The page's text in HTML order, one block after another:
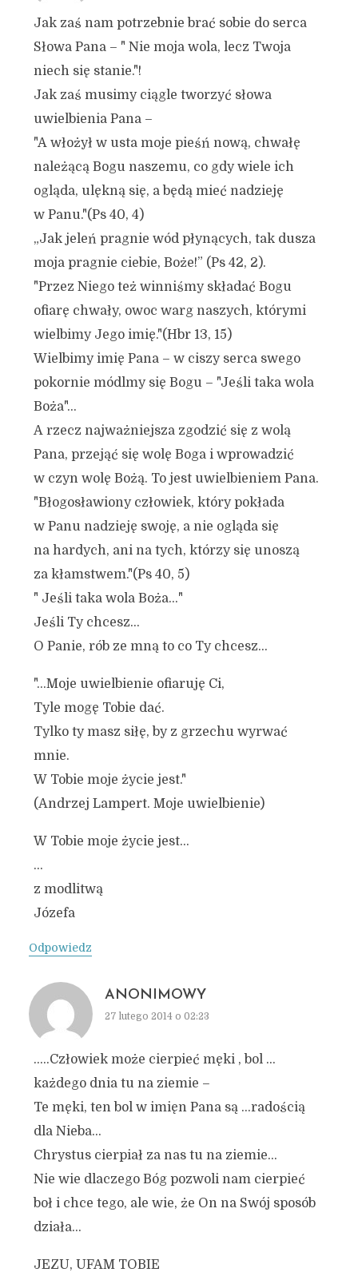
Jak zaś nam potrzebnie brać sobie do serca
Słowa Pana – " Nie moja wola, lecz Twoja
niech się stanie."!
Jak zaś musimy ciągle tworzyć słowa
uwielbienia Pana –
"A włożył w usta moje pieśń nową, chwałę
należącą Bogu naszemu, co gdy wiele ich
ogląda, ulękną się, a będą mieć nadzieję
w Panu."(Ps 40, 4)
„Jak jeleń pragnie wód płynących, tak dusza
moja pragnie ciebie, Boże!” (Ps 42, 2).
"Przez Niego też winniśmy składać Bogu
ofiarę chwały, owoc warg naszych, którymi
wielbimy Jego imię."(Hbr 13, 15)
Wielbimy imię Pana – w ciszy serca swego
pokornie módlmy się Bogu – "Jeśli taka wola
Boża"…
A rzecz najważniejsza zgodzić się z wolą
Pana, przejąć się wolę Boga i wprowadzić
w czyn wolę Bożą. To jest uwielbieniem Pana.
"Błogosławiony człowiek, który pokłada
w Panu nadzieję swoję, a nie ogląda się
na hardych, ani na tych, którzy się unoszą
za kłamstwem."(Ps 40, 5)
" Jeśli taka wola Boża…"
Jeśli Ty chcesz…
O Panie, rób ze mną to co Ty chcesz…
"…Moje uwielbienie ofiaruję Ci,
Tyle mogę Tobie dać.
Tylko ty masz siłę, by z grzechu wyrwać
mnie.
W Tobie moje życie jest."
(Andrzej Lampert. Moje uwielbienie)
W Tobie moje życie jest…
…
z modlitwą
Józefa
Odpowiedz
ANONIMOWY
27 lutego 2014 o 02:23
…..Człowiek może cierpieć męki , bol …
każdego dnia tu na ziemie –
Te męki, ten bol w imięn Pana są …radością
dla Nieba…
Chrystus cierpiał za nas tu na ziemie…
Nie wie dlaczego Bóg pozwoli nam cierpieć
boł i chce tego, ale wie, że On na Swój sposób
działa…
JEZU, UFAM TOBIE